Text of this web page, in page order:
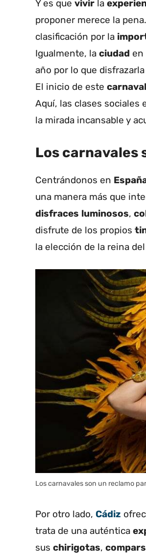
Y es que vivir la
proponer merece la
clasificación por la
Igualmente, la ciudad en
año por lo que
El inicio de este carnaval
Aquí, las clases sociales
la mirada incansable y
Los carnavales
Centrándonos en
una manera más que
disfraces luminosos,
disfrute de los propios
la elección de la reina del
Los carnavales son un reclamo
Por otro lado, Cádiz
trata de una auténtica
sus chirigotas,